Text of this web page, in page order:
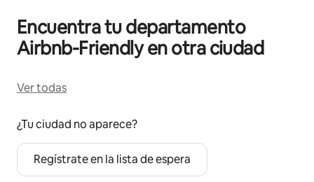
Encuentra tu departamento
Airbnb-Friendly en otra ciudad
Ver todas
¿Tu ciudad no aparece?
Regístrate en la lista de espera